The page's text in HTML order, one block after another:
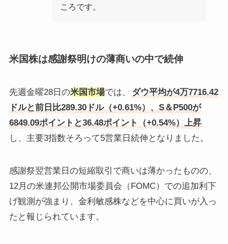
ころです。
米国株は感謝祭明けの薄商いの中で続伸
先週金曜28日の米国市場では、
ダウ平均が4万7716.42
ドルと前日比289.30ドル（+0.61%）、S＆P500が
6849.09ポイントと36.48ポイント（+0.54%）上昇
し、主要3指数そろって5営業日続伸となりました。
感謝祭翌営業日の短縮取引で商いは薄かったものの、
12月の米連邦公開市場委員会（FOMC）での追加利下
げ観測が強まり、金利敏感株などを中心に買いが入っ
たと報じられています。